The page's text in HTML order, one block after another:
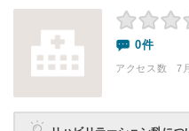
0件
アクセス数 7